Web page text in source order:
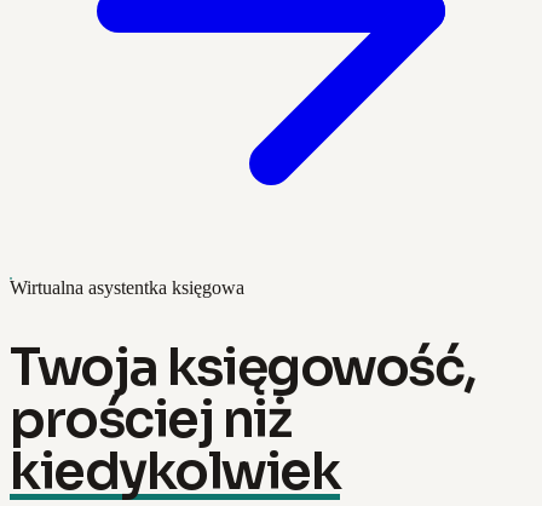
Wirtualna asystentka księgowa
Twoja księgowość,
prościej niż
kiedykolwiek